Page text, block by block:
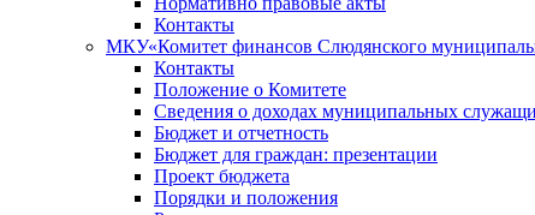
Контакты
МКУ«Комитет финансов Слюдянского
Контакты
Положение о Комитете
Сведения о доходах муниципальных
Бюджет и отчетность
Бюджет для граждан: презентации
Проект бюджета
Порядки и положения